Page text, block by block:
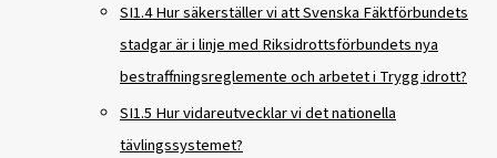
SI1.4 Hur säkerställer vi att Svenska Fäktförbundets
stadgar är i linje med Riksidrottsförbundets nya
bestraffningsreglemente och arbetet i Trygg idrott?
SI1.5 Hur vidareutvecklar vi det nationella
tävlingssystemet?